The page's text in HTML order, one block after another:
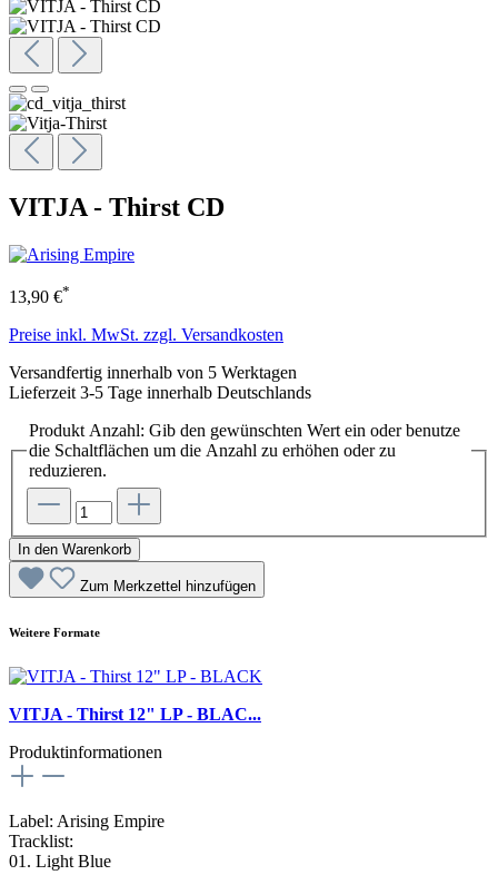
VITJA - Thirst CD
13,90 €*
Preise inkl. MwSt. zzgl. Versandkosten
Versandfertig innerhalb von 5 Werktagen
Lieferzeit 3-5 Tage innerhalb Deutschlands
Produkt Anzahl: Gib den gewünschten Wert ein oder benutze
die Schaltflächen um die Anzahl zu erhöhen oder zu
reduzieren.
In den Warenkorb
Zum Merkzettel hinzufügen
Weitere Formate
VITJA - Thirst 12" LP - BLAC...
Produktinformationen
Label: Arising Empire
Tracklist:
01. Light Blue